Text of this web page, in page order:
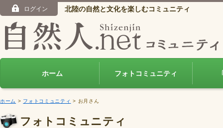
ログイン 北陸の自然と文化を楽しむコミュニティ
ホーム フォトコミュニティ
ホーム > フォトコミュニティ > お月さん
フォトコミュニティ